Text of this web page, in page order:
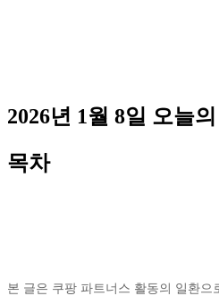
2026년 1월 8일 오늘의
목차
본 글은 쿠팡 파트너스 활동의 일환으